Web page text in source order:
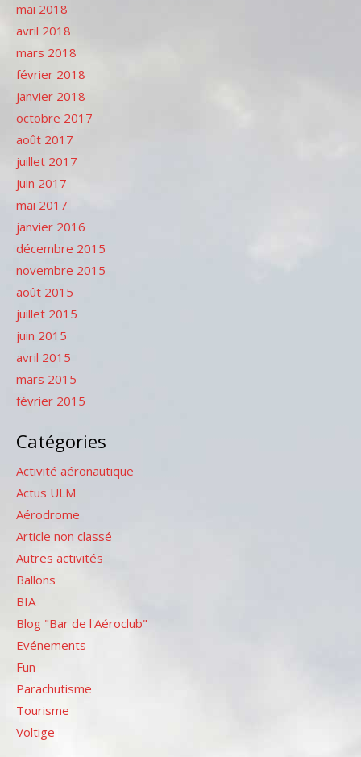
mai 2018
avril 2018
mars 2018
février 2018
janvier 2018
octobre 2017
août 2017
juillet 2017
juin 2017
mai 2017
janvier 2016
décembre 2015
novembre 2015
août 2015
juillet 2015
juin 2015
avril 2015
mars 2015
février 2015
Catégories
Activité aéronautique
Actus ULM
Aérodrome
Article non classé
Autres activités
Ballons
BIA
Blog "Bar de l'Aéroclub"
Evénements
Fun
Parachutisme
Tourisme
Voltige